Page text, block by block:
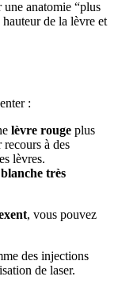
anatomie “plus
de la lèvre et
:
lèvre rouge plus
recours à des
lèvres.
très
, vous pouvez
des injections
de laser.